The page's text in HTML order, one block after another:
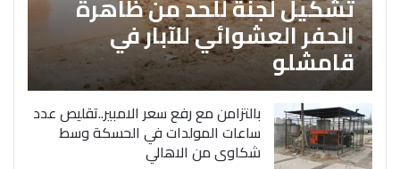
الحفر العشوائي للآبار في
قامشلو
بالتزامن مع رفع سعر الامبير..تقليص عدد
ساعات المولدات في الحسكة وسط
شكاوى من الاهالي